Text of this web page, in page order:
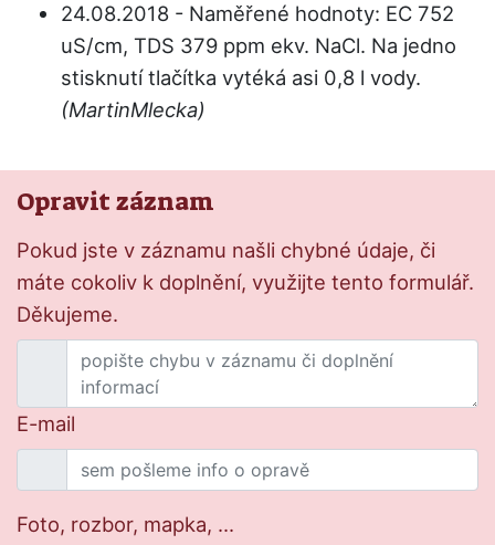
24.08.2018 - Naměřené hodnoty: EC 752
uS/cm, TDS 379 ppm ekv. NaCl. Na jedno
stisknutí tlačítka vytéká asi 0,8 l vody.
(MartinMlecka)
Opravit záznam
Pokud jste v záznamu našli chybné údaje, či
máte cokoliv k doplnění, využijte tento formulář.
Děkujeme.
E-mail
Foto, rozbor, mapka, ...